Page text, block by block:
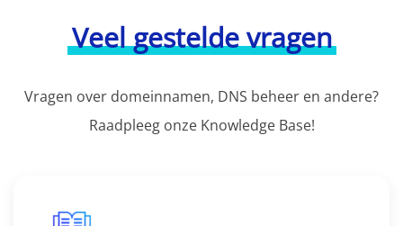
Veel gestelde vragen
Vragen over domeinnamen, DNS beheer en andere?
Raadpleeg onze Knowledge Base!